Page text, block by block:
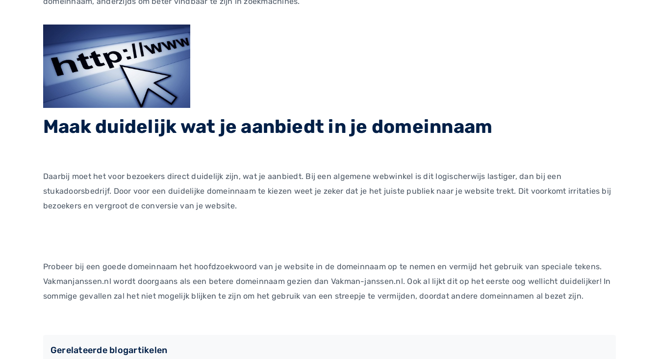
Maak duidelijk wat je aanbiedt in je domeinnaam
Daarbij moet het voor bezoekers direct duidelijk zijn, wat je aanbiedt. Bij een algemene webwinkel is dit logischerwijs lastiger, dan bij een
stukadoorsbedrijf. Door voor een duidelijke domeinnaam te kiezen weet je zeker dat je het juiste publiek naar je website trekt. Dit voorkomt irritaties bij
bezoekers en vergroot de conversie van je website.
Probeer bij een goede domeinnaam het hoofdzoekwoord van je website in de domeinnaam op te nemen en vermijd het gebruik van speciale tekens.
Vakmanjanssen.nl wordt doorgaans als een betere domeinnaam gezien dan Vakman-janssen.nl. Ook al lijkt dit op het eerste oog wellicht duidelijker! In
sommige gevallen zal het niet mogelijk blijken te zijn om het gebruik van een streepje te vermijden, doordat andere domeinnamen al bezet zijn.
Gerelateerde blogartikelen